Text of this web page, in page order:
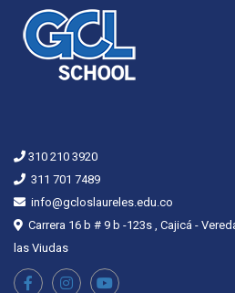
310 210 3920
311 701 7489
info@gcloslaureles.edu.co
Carrera 16 b # 9 b -123s , Cajicá -
las Viudas